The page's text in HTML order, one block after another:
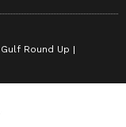
Gulf Round Up